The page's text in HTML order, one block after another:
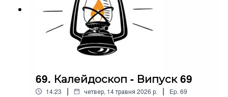
69. Калейдоскоп - Випуск 69
14:23 | четвер, 14 травня 2026 р. | Ep. 69